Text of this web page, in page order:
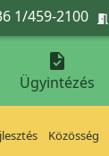
1/459-2100 

Ügyintézés
Közösség